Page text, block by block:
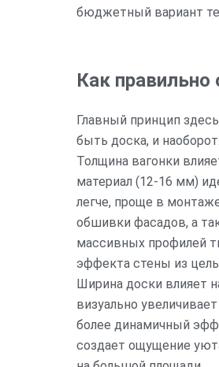
бюджетный вариант
Как
Главный принцип
быть доска, и наоборот.
Толщина вагонки
материал (12-16 мм)
легче, проще в
обшивки фасадов, а
массивных профилей
эффекта стены из
Ширина доски влияет
визуально
более динамичный
создает ощущение